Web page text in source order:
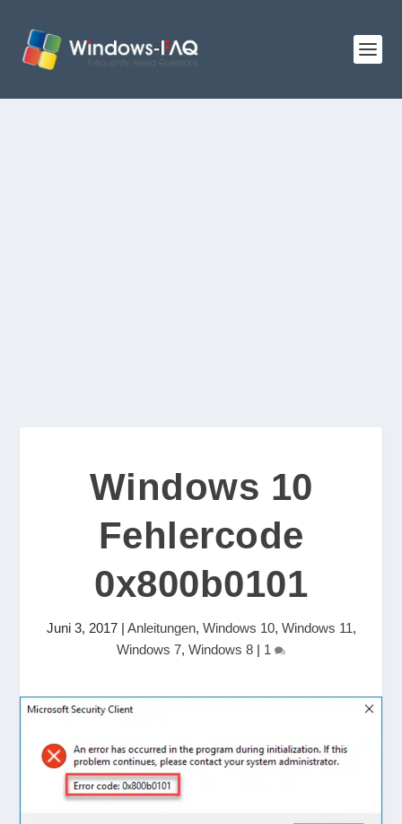
Windows 10
Fehlercode
0x800b0101
Juni 3, 2017| Anleitungen, Windows 10, Windows 11,
Windows 7, Windows 8 | 1